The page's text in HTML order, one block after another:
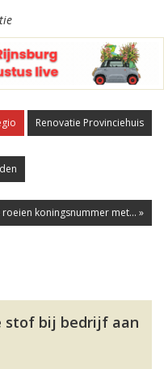
Renovatie Provinciehuis
koningsnummer met... »
stof bij bedrijf aan